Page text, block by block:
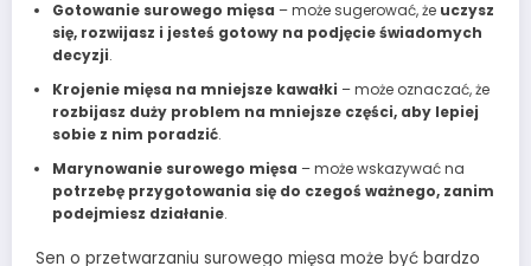
Gotowanie surowego mięsa – może sugerować, że uczysz
się, rozwijasz i jesteś gotowy na podjęcie świadomych
decyzji.
Krojenie mięsa na mniejsze kawałki – może oznaczać, że
rozbijasz duży problem na mniejsze części, aby lepiej
sobie z nim poradzić.
Marynowanie surowego mięsa – może wskazywać na
potrzebę przygotowania się do czegoś ważnego, zanim
podejmiesz działanie.
Sen o przetwarzaniu surowego mięsa może być bardzo